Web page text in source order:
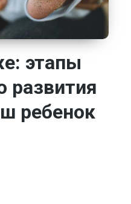
этапы
развития
ребенок